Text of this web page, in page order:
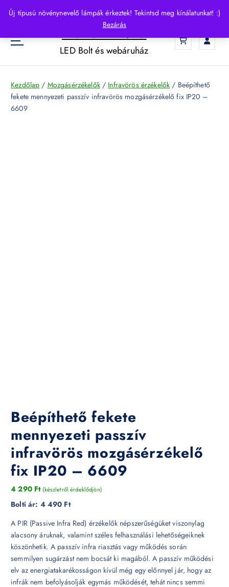
Új típusú növénynevelő lámpák érkeztek! Tekintsd meg kínálatunkat! :)
Bezárás
p
o
HelloLED.hu
LED Bolt és webáruház
Kezdőlap / Mozgásérzékelők/ Infravörös érzékelők / Beépíthető
fekete mennyezeti passzív infravörös mozgásérzékelő fix IP20 –
6609
Beépíthető fekete
mennyezeti passzív
infravörös mozgásérzékelő
fix IP20 – 6609
4 290 Ft (készletről érdeklődjön)
Bolti ár: 4 490 Ft
A PIR (Passive Infra Red) érzékelők népszerűségüket viszonylag
alacsony áruknak, valamint széles felhasználási lehetőségeiknek
köszönhetik. A passzív infra riasztás vagy működés során
semmilyen sugárzást nem bocsát ki magából. A passzív működési
elv az energiatakarékosságon kívül még egy előnnyel jár, hogy az
infrák nem befolyásolják egymás működését, tehát nincs semmi